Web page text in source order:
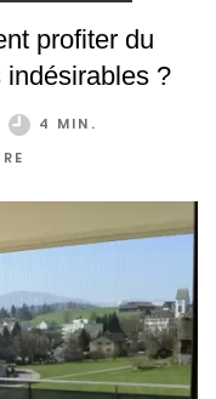
et astucieux, vous
confortablement et
profiter du
?
4 MIN.